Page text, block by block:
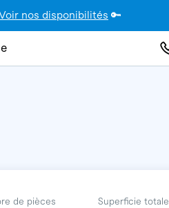
nos disponibilités 🔑
de pièces Superficie totale